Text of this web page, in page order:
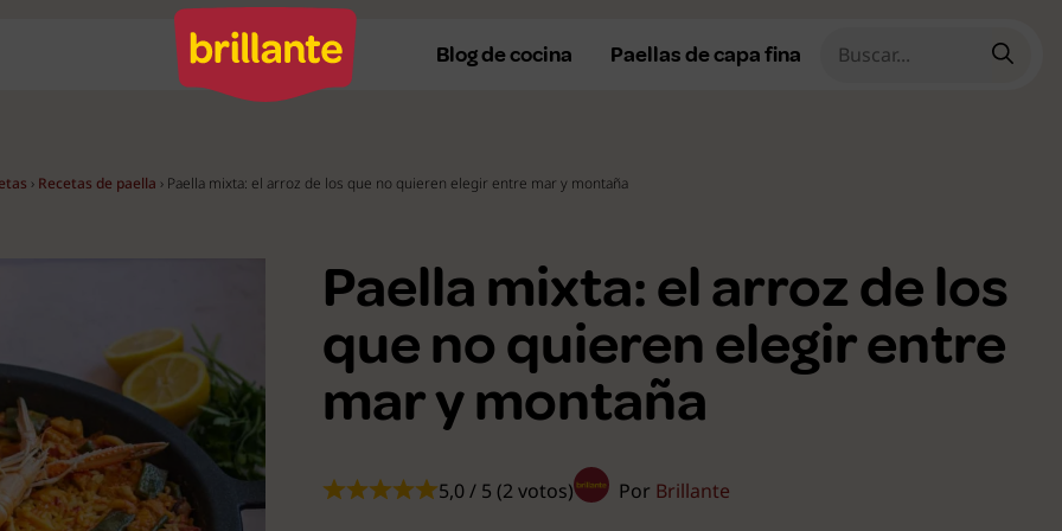
Recetas en microondas
Recetas vegetarianas
Recetas veganas
Ver todas
Recetas caseras
Recetas tradicionales
Recetas de temporada
Ver todas
Blog de cocina Paellas de capa fina
› Recetas de paella › Paella mixta: el arroz de los que no quieren elegir entre mar y montaña
Paella mixta: el arroz de los
que no quieren elegir entre
mar y montaña
5,0 / 5 (2 votos) Por Brillante